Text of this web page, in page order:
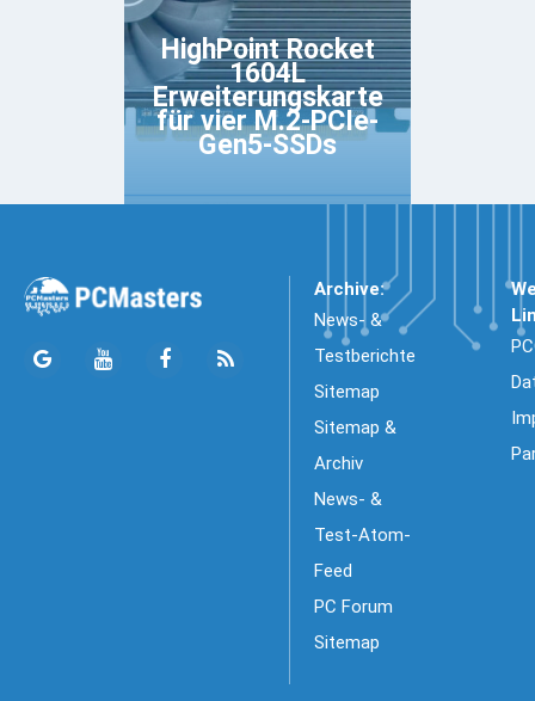
HighPoint Rocket
1604L
Erweiterungskarte
für vier M.2-PCIe-
Gen5-SSDs
Archive:
News- &
Testberichte
Sitemap
Sitemap &
Archiv
News- &
Test-Atom-
Feed
PC Forum
Sitemap